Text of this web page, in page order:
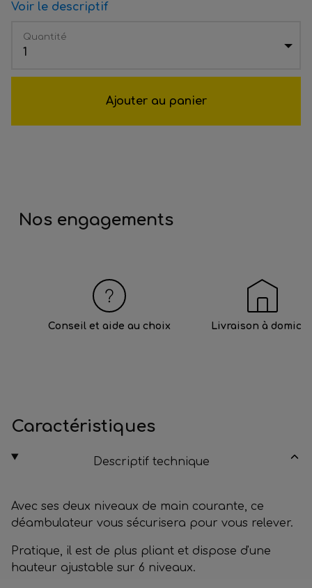
Voir le descriptif
Quantité
1
Ajouter au panier
Nos engagements
Conseil et aide au choix Livraison à
Caractéristiques
Descriptif technique
Avec ses deux niveaux de main courante, ce
déambulateur vous sécurisera pour vous relever.
Pratique, il est de plus pliant et dispose d'une
hauteur ajustable sur 6 niveaux.